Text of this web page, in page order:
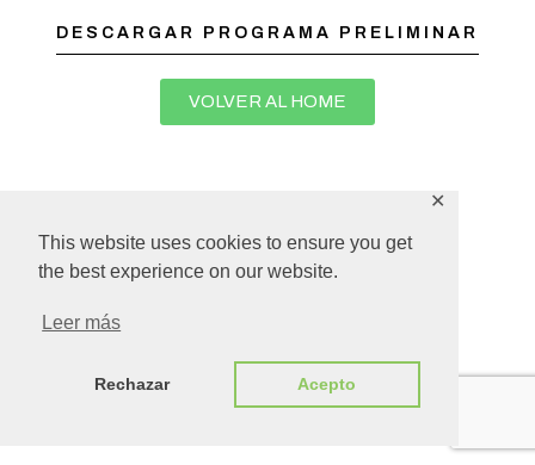
This website uses cookies to ensure you get
the best experience on our website.
Leer más
Rechazar Acepto
✕
DESCARGAR PROGRAMA PRELIMINAR
VOLVER AL HOME